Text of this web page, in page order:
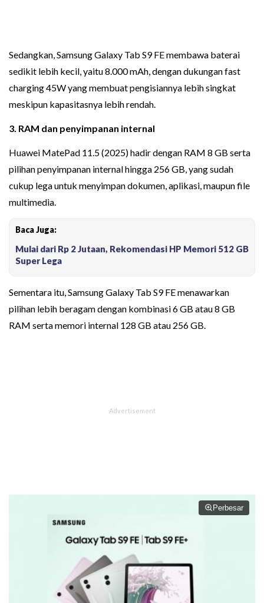
Sedangkan, Samsung Galaxy Tab S9 FE membawa baterai
sedikit lebih kecil, yaitu 8.000 mAh, dengan dukungan fast
charging 45W yang membuat pengisiannya lebih singkat
meskipun kapasitasnya lebih rendah.
3. RAM dan penyimpanan internal
Huawei MatePad 11.5 (2025) hadir dengan RAM 8 GB serta
pilihan penyimpanan internal hingga 256 GB, yang sudah
cukup lega untuk menyimpan dokumen, aplikasi, maupun file
multimedia.
Baca Juga:
Mulai dari Rp 2 Jutaan, Rekomendasi HP Memori 512 GB
Super Lega
Sementara itu, Samsung Galaxy Tab S9 FE menawarkan
pilihan lebih beragam dengan kombinasi 6 GB atau 8 GB
RAM serta memori internal 128 GB atau 256 GB.
Perbesar